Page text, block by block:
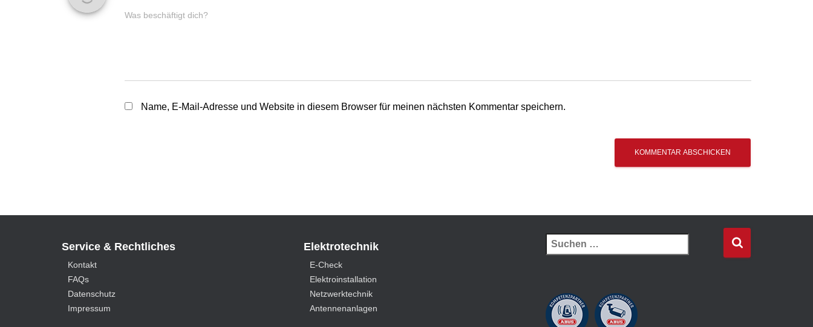
Was beschäftigt dich?
Name, E-Mail-Adresse und Website in diesem Browser für meinen nächsten Kommentar speichern.
Service & Rechtliches
Kontakt
FAQs
Datenschutz
Impressum
Elektrotechnik
E-Check
Elektroinstallation
Netzwerktechnik
Antennenanlagen